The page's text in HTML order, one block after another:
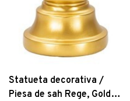
Statueta decorativa /
Piesa de sah Rege, Gold